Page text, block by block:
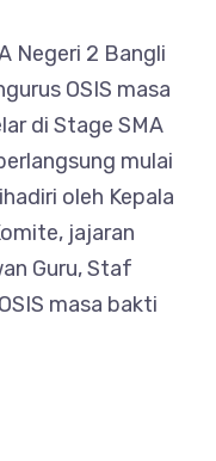
Negeri 2 Bangli
OSIS masa
di Stage SMA
mulai
oleh Kepala
jajaran
Guru, Staf
masa bakti